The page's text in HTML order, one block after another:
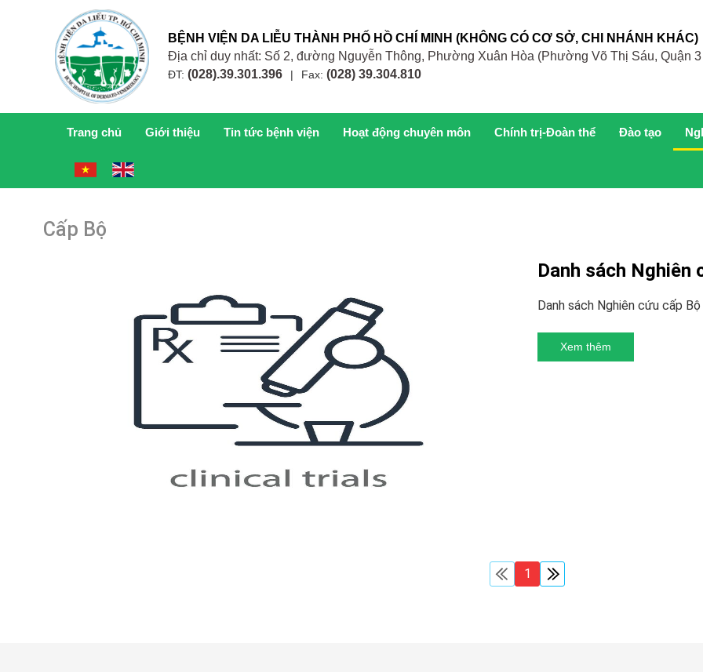
BỆNH VIỆN DA LIỄU THÀNH PHỐ HỒ CHÍ MINH (KHÔNG CÓ CƠ SỞ, CHI NHÁNH KHÁC)
Địa chỉ duy nhất: Số 2, đường Nguyễn Thông, Phường Xuân Hòa (Phường Võ Thị Sáu, Quận 3
ĐT: (028).39.301.396 | Fax: (028) 39.304.810
Trang chủ Giới thiệu Tin tức bệnh viện Hoạt động chuyên môn Chính trị-Đoàn thể Đào tạo
Cấp Bộ
Danh sách Nghiên
Danh sách Nghiên cứu cấp
Xem thêm
1